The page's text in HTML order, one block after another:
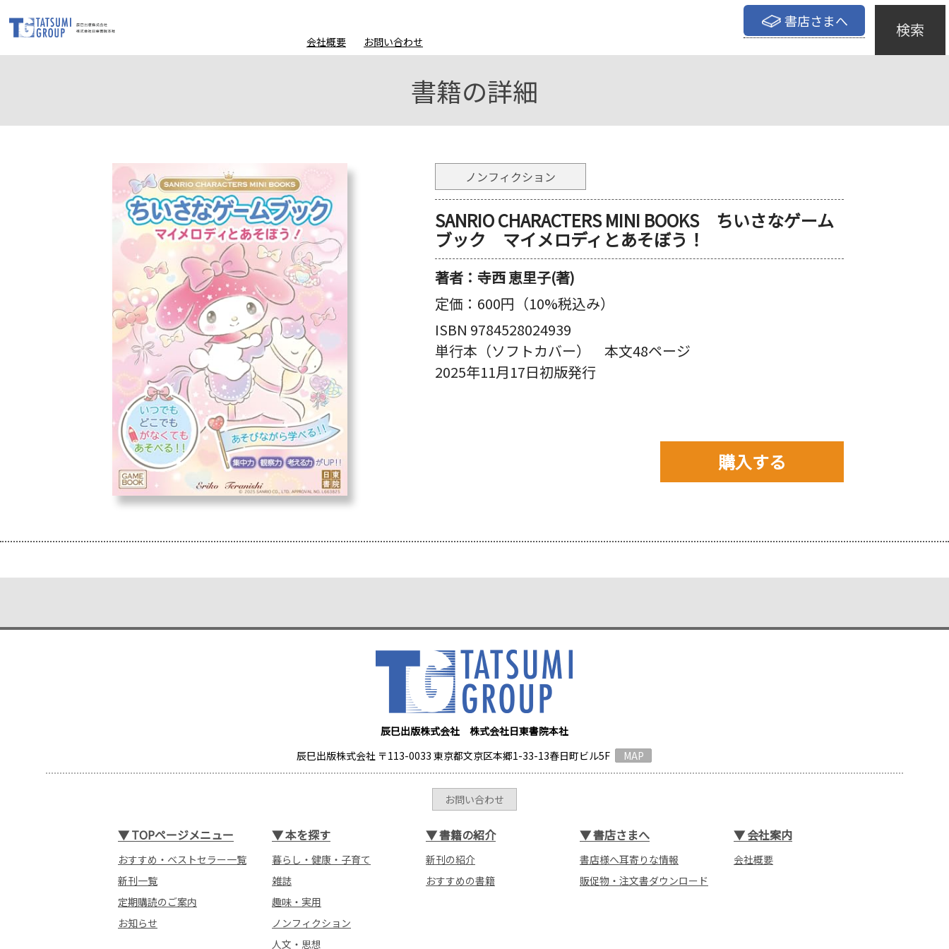
書店さまへ
会社概要 お問い合わせ
検索
書籍の詳細
ノンフィクション
SANRIO CHARACTERS MINI BOOKS ちいさなゲーム
ブック マイメロディとあそぼう！
著者：寺西 恵里子(著)
定価： 600円（10%税込み）
ISBN 9784528024939
単行本（ソフトカバー） 本文48ページ
2025年11月17日初版発行
購入する
辰巳出版株式会社 株式会社日東書院本社
辰巳出版株式会社 〒113-0033 東京都文京区本郷1-33-13春日町ビル5F
MAP
お問い合わせ
▼TOPページメニュー
おすすめ・ベストセラー一覧
新刊一覧
定期購読のご案内
お知らせ
▼本を探す
暮らし・健康・子育て
雑誌
趣味・実用
ノンフィクション
人文・思想
▼書籍の紹介
新刊の紹介
おすすめの書籍
▼書店さまへ
書店様へ耳寄りな情報
販促物・注文書ダウンロード
▼会社案内
会社概要